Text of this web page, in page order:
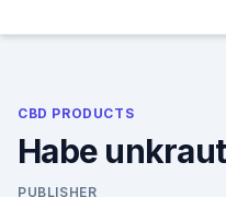
CBD PRODUCTS
Habe
PUBLISHER